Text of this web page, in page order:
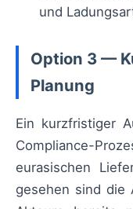
und
Option 3 —
Planung
Ein kurzfristiger
Compliance-
eurasischen
gesehen sind die